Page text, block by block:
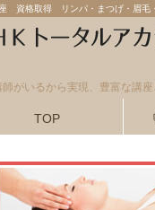
資格取得 リンパ・まつげ・眉毛
師がいるから実現、豊富な講
TOP